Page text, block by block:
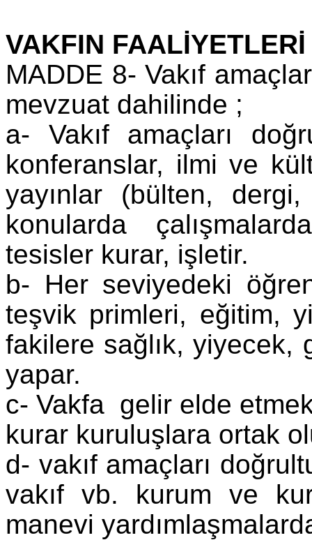
VAKFIN FAALİYETLERİ
MADDE 8- Vakıf
mevzuat dahilinde ;
a- Vakıf amaçları
konferanslar, ilmi ve
yayınlar (bülten,
konularda
tesisler kurar, işletir.
b- Her seviyedeki
teşvik primleri, eğitim,
fakilere sağlık, yiyecek,
yapar.
c- Vakfa gelir elde
kurar kuruluşlara ortak
d- vakıf amaçları
vakıf vb. kurum ve
manevi